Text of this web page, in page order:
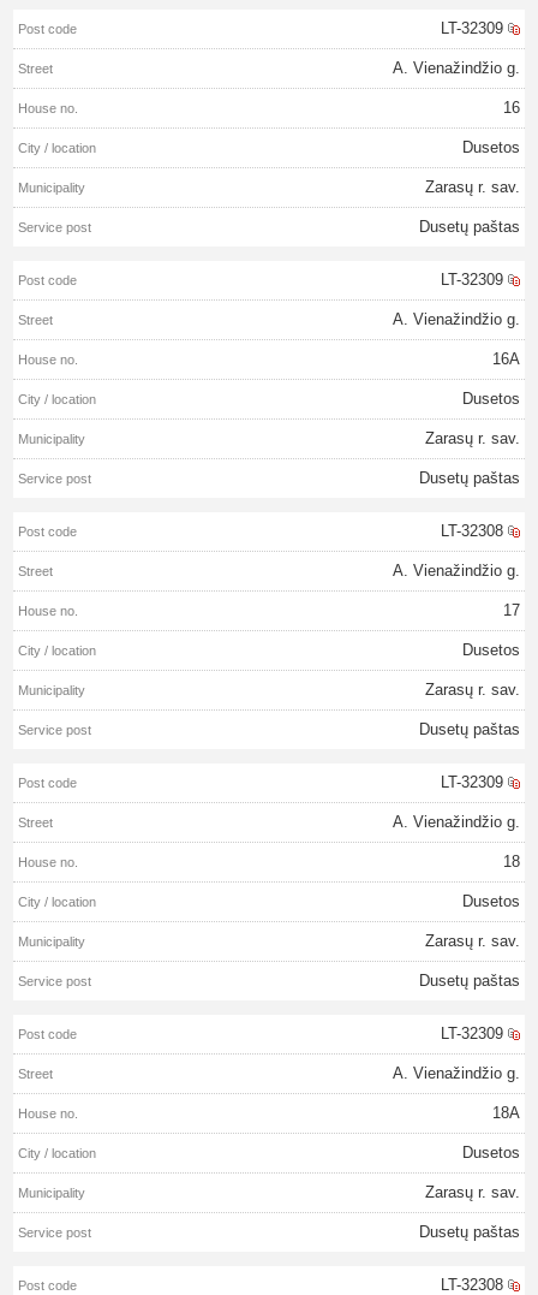
LT-32309
A. Vienažindžio g.
16
Dusetos
Zarasų r. sav.
Dusetų paštas
LT-32309
A. Vienažindžio g.
16A
Dusetos
Zarasų r. sav.
Dusetų paštas
LT-32308
A. Vienažindžio g.
17
Dusetos
Zarasų r. sav.
Dusetų paštas
LT-32309
A. Vienažindžio g.
18
Dusetos
Zarasų r. sav.
Dusetų paštas
LT-32309
A. Vienažindžio g.
18A
Dusetos
Zarasų r. sav.
Dusetų paštas
LT-32308